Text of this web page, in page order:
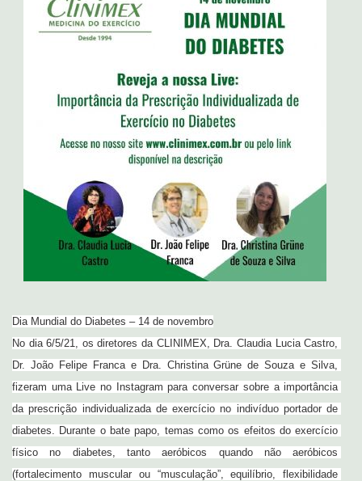
Dia Mundial do Diabetes – 14 de novembro
No dia 6/5/21, os diretores da CLINIMEX, Dra. Claudia Lucia Castro,
Dr. João Felipe Franca e Dra. Christina Grüne de Souza e Silva,
fizeram uma Live no Instagram para conversar sobre a importância
da prescrição individualizada de exercício no indivíduo portador de
diabetes. Durante o bate papo, temas como os efeitos do exercício
físico no diabetes, tanto aeróbicos quando não aeróbicos
(fortalecimento muscular ou “musculação”, equilíbrio, flexibilidade